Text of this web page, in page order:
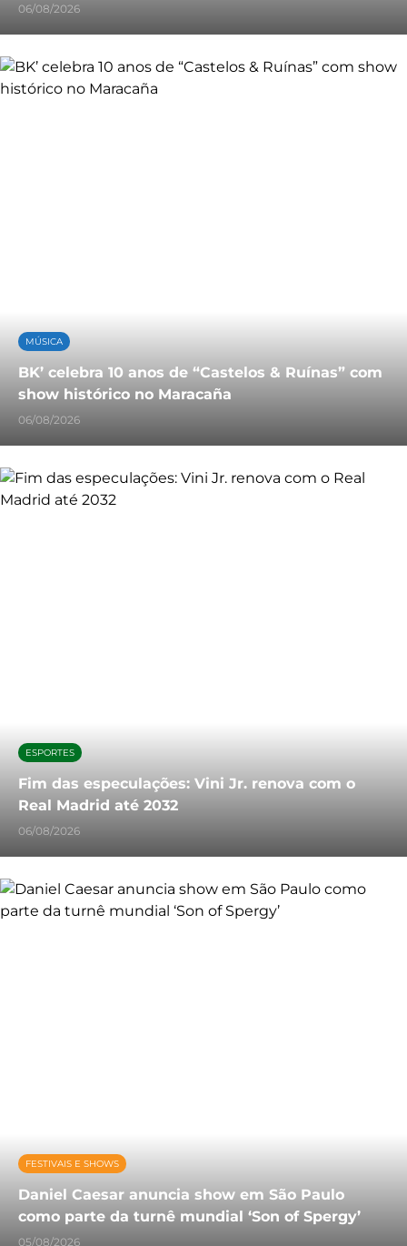
06/08/2026
MÚSICA
BK’ celebra 10 anos de “Castelos & Ruínas” com
show histórico no Maracaña
06/08/2026
ESPORTES
Fim das especulações: Vini Jr. renova com o
Real Madrid até 2032
06/08/2026
FESTIVAIS E SHOWS
Daniel Caesar anuncia show em São Paulo
como parte da turnê mundial ‘Son of Spergy’
05/08/2026